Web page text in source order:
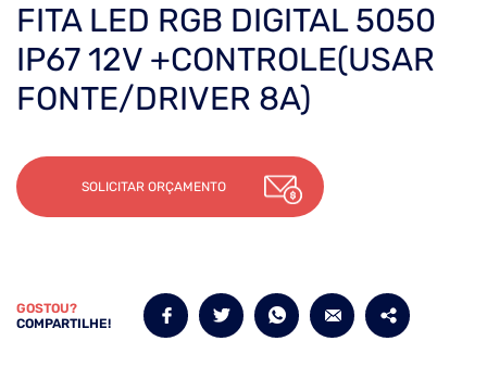
FITA LED RGB DIGITAL 5050
IP67 12V +CONTROLE(USAR
FONTE/DRIVER 8A)
SOLICITAR ORÇAMENTO
GOSTOU?
COMPARTILHE!